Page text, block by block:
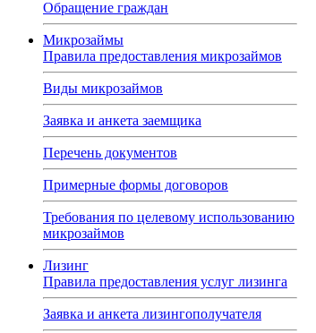
Обращение граждан
Микрозаймы
Правила предоставления микрозаймов
Виды микрозаймов
Заявка и анкета заемщика
Перечень документов
Примерные формы договоров
Требования по целевому использованию
микрозаймов
Лизинг
Правила предоставления услуг лизинга
Заявка и анкета лизингополучателя